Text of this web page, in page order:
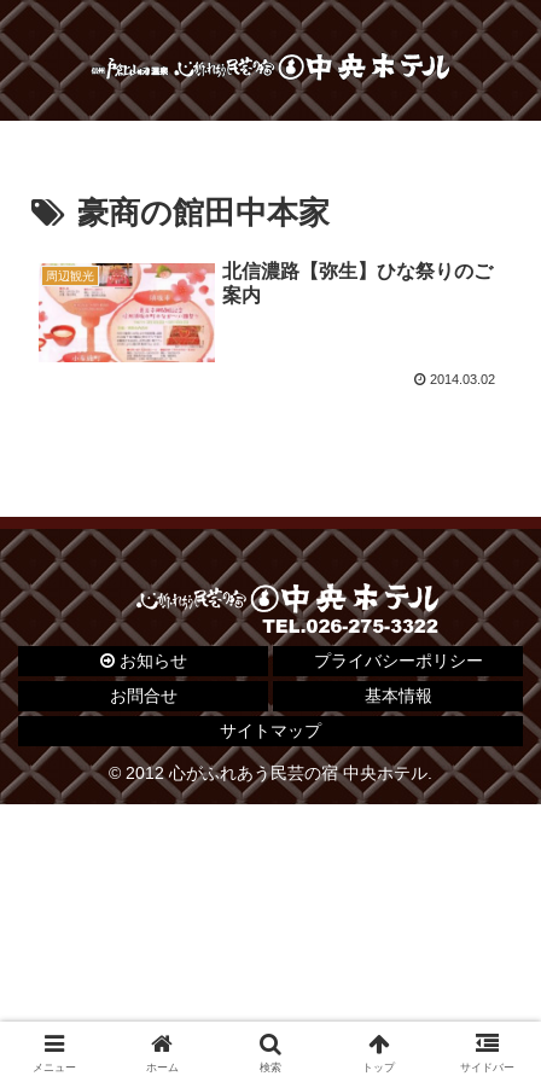
豪商の館田中本家
周辺観光
北信濃路【弥生】ひな祭りのご
案内
2014.03.02
お知らせ
プライバシーポリシー
お問合せ
基本情報
サイトマップ
© 2012 心がふれあう民芸の宿 中央ホテル.
メニュー ホーム 検索 トップ サイドバー